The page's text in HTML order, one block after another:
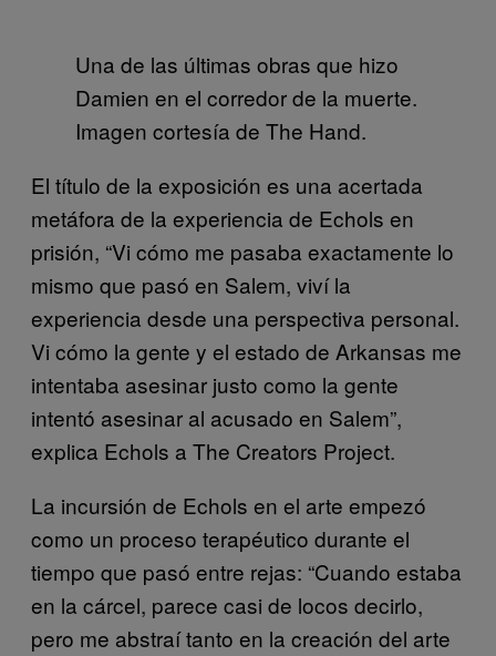
Una de las últimas obras que hizo
Damien en el corredor de la muerte.
Imagen cortesía de The Hand.
El título de la exposición es una acertada
metáfora de la experiencia de Echols en
prisión, “Vi cómo me pasaba exactamente lo
mismo que pasó en Salem, viví la
experiencia desde una perspectiva personal.
Vi cómo la gente y el estado de Arkansas me
intentaba asesinar justo como la gente
intentó asesinar al acusado en Salem”,
explica Echols a The Creators Project.
La incursión de Echols en el arte empezó
como un proceso terapéutico durante el
tiempo que pasó entre rejas: “Cuando estaba
en la cárcel, parece casi de locos decirlo,
pero me abstraí tanto en la creación del arte